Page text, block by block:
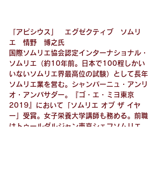
「アピシウス」　エグゼクティブ　ソムリ
エ 情野　博之 氏
国際ソムリエ協会認定インターナショナル・
ソムリエ（約10年前。日本で100程しかい
いないソムリエ界最高位の試験）として長年
ソムリエ業を営む。シャンパーニュ・アンリ
オ・アンバサダー。『ゴ・エ・ミヨ東京
2019』において「ソムリエ オブ ザ イヤ
ー」受賞。女子栄養大学講師も務める。前職
はトゥールダルジャン東京シェフソムリエ。